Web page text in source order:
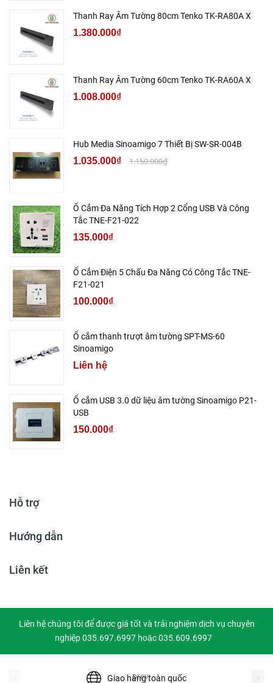
Thanh Ray Âm Tường 80cm Tenko TK-RA80A X
1.380.000₫
Thanh Ray Âm Tường 60cm Tenko TK-RA60A X
1.008.000₫
Hub Media Sinoamigo 7 Thiết Bị SW-SR-004B
1.035.000₫ 1.150.000₫
Ổ Cắm Đa Năng Tích Hợp 2 Cổng USB Và Công
Tắc TNE-F21-022
135.000₫
Ổ Cắm Điện 5 Chấu Đa Năng Có Công Tắc TNE-
F21-021
100.000₫
Ổ cắm thanh trượt âm tường SPT-MS-60
Sinoamigo
Liên hệ
Ổ cắm USB 3.0 dữ liệu âm tường Sinoamigo P21-
USB
150.000₫
Hỗ trợ
Hướng dẫn
Liên kết
Liên hệ chúng tôi để được giá tốt và trải nghiệm dịch vụ chuyên
nghiệp 035.697.6997 hoặc 035.609.6997
Giao hàng toàn quốc
prev